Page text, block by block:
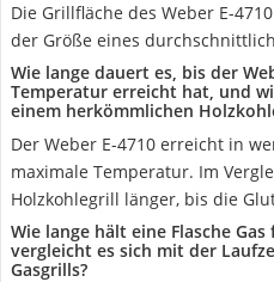
Die Grillfläche des Weber E-
der Größe eines
Wie lange dauert es, bis der
Temperatur erreicht hat, und
einem herkömmlichen
Der Weber E-4710 erreicht in
maximale Temperatur. Im
Holzkohlegrill länger, bis die
Wie lange hält eine Flasche
vergleicht es sich mit der
Gasgrills?